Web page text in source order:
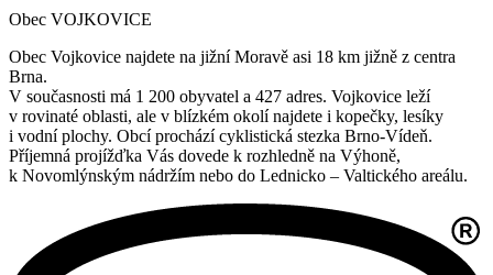
Obec VOJKOVICE
Obec Vojkovice najdete na jižní Moravě asi 18 km jižně z centra
Brna.
V současnosti má 1 200 obyvatel a 427 adres. Vojkovice leží
v rovinaté oblasti, ale v blízkém okolí najdete i kopečky, lesíky
i vodní plochy. Obcí prochází cyklistická stezka Brno-Vídeň.
Příjemná projížďka Vás dovede k rozhledně na Výhoně,
k Novomlýnským nádržím nebo do Lednicko – Valtického areálu.